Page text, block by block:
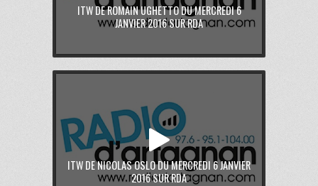
ITW DE ROMAIN UGHETTO DU MERCREDI 6
JANVIER 2016 SUR RDA
ITW DE NICOLAS OSLO DU MERCREDI 6 JANVIER
2016 SUR RDA